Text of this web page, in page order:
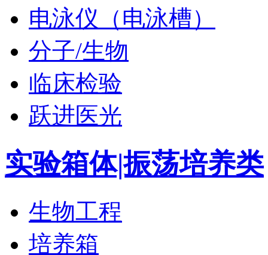
电泳仪（电泳槽）
分子/生物
临床检验
跃进医光
实验箱体|振荡培养类
生物工程
培养箱